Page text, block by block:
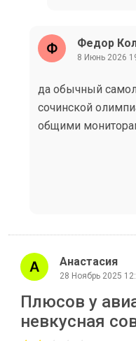
Федор
8 Июнь 2026
да обычный
сочинской
общими
Анастасия
28 Ноябрь 2025
Плюсов у
невкусная